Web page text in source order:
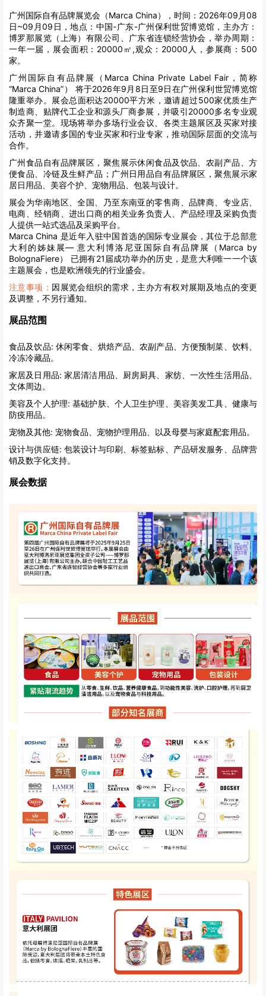
广州国际自有品牌展览会（Marca China），时间：2026年09月08
日~09月09日，地点：中国-广东-广州保利世贸博览馆，主办方：
博罗那展览（上海）有限公司、广东省连锁经营协会，举办周期：
一年一届，展会面积：20000㎡,观众：20000人，参展商：500
家。
广州国际自有品牌展（Marca China Private Label Fair，简称
“Marca China”） 将于2026年9月8日至9日在广州保利世贸博览馆
隆重举办。展会总面积达20000平方米，邀请超过500家优质生产
制造商、贴牌代工企业和源头厂商参展，并吸引20000多名专业观
众齐聚一堂。现场将举办多场行业会议、各类主题展区及买家对接
活动，并邀请多国的专业买家和行业专家，推动国际层面的交流与
合作。
广州食品自有品牌展区，聚焦展示休闲食品及饮品、农副产品、方
便食品、冷链及生鲜产品；广州日用品自有品牌展区，聚焦展示家
居日用品、美容个护、宠物用品、包装与设计。
展会为华南地区、全国、乃至东南亚的零售商、品牌商、专业店、
电商、经销商、进出口商的相关业务负责人、产品经理及采购负责
人提供一站式选品及采购平台。
Marca China 是近年入驻中国首选的国际专业展会，其位于总部意
大利的姊妹展— 意大利博洛尼亚国际自有品牌展（Marca by
BolognaFiere） 已拥有21届成功举办的历史，是意大利唯一一个该
主题展会，也是欧洲领先的行业盛会。
注意事项： 因展览会组织的需求，主办方有权对展期及地点的变更
及调整，不另行通知。
展品范围
食品及饮品: 休闲零食、烘焙产品、农副产品、方便预制菜、饮料、
冷冻冷藏品。
家居及日用品: 家居清洁用品、厨房厨具、家纺、一次性生活用品、
文体周边。
美容及个人护理: 基础护肤、个人卫生护理、美容美发工具、健康与
防疫用品。
宠物及其他: 宠物食品、宠物护理用品、以及母婴与家庭配套用品。
设计与供应链: 包装设计与印刷、标签贴标、产品研发服务、品牌营
销及数字化支持。
展会数据